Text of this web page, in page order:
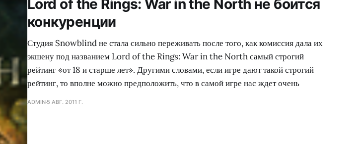
Lord of the Rings: War in the North не боится
конкуренции
Студия Snowblind не стала сильно переживать после того, как комиссия дала их
экшену под названием Lord of the Rings: War in the North самый строгий
рейтинг «от 18 и старше лет». Другими словами, если игре дают такой строгий
рейтинг, то вполне можно предположить, что в самой игре нас ждет очень
ADMIN 5 АВГ. 2011 Г.